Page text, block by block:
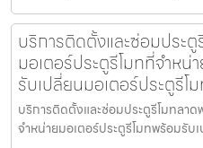
บริการติดตั้งและซ่อมประตู
มอเตอร์ประตูรีโมทที่จำหน่
รับเปลี่ยนมอเตอร์ประตูรีโ
บริการติดตั้งและซ่อมประตูรีโมทลาด
จำหน่ายมอเตอร์ประตูรีโมทพร้อมรับ